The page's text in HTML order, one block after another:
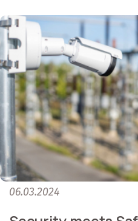
06.03.2024